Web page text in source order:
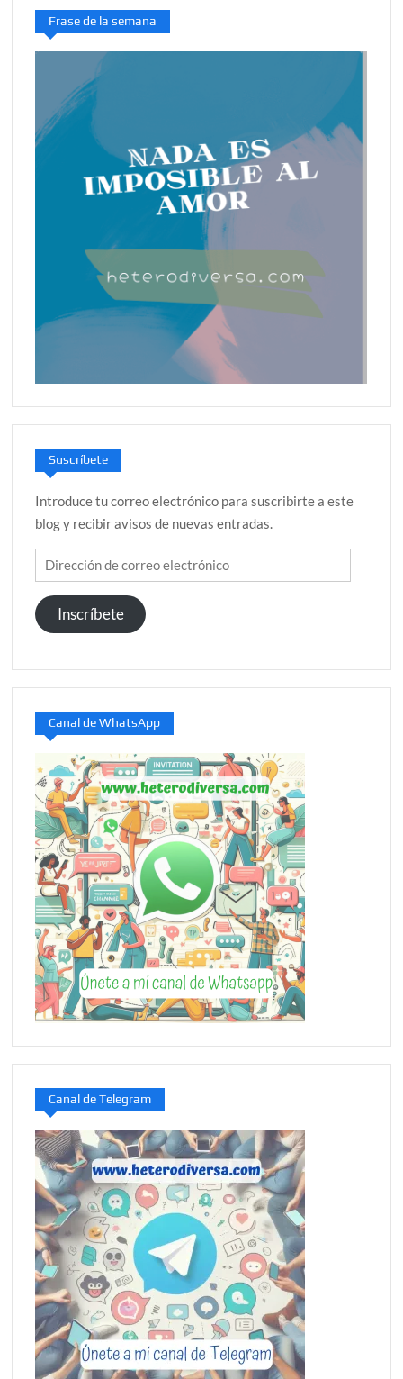
Frase de la semana
Suscríbete
Introduce tu correo electrónico para suscribirte a este
blog y recibir avisos de nuevas entradas.
Dirección
de
correo
electrónico
Inscríbete
Canal de WhatsApp
Canal de Telegram